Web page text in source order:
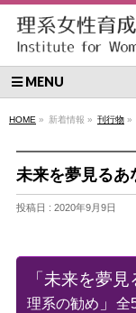
MENU
HOME » 新着情報 » 刊行物 »
未来を夢見るあ
投稿日 : 2020年9月9日
「未来を夢
理系の勧め 」 全